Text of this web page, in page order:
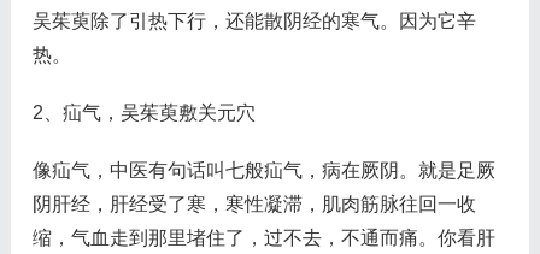
吴茱萸除了引热下行，还能散阴经的寒气。因为它辛
热。
2、疝气，吴茱萸敷关元穴
像疝气，中医有句话叫七般疝气，病在厥阴。就是足厥
阴肝经，肝经受了寒，寒性凝滞，肌肉筋脉往回一收
缩，气血走到那里堵住了，过不去，不通而痛。你看肝